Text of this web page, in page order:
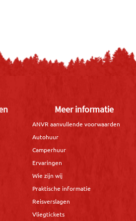
Meer informatie
ANVR aanvullende voorwaarden
Autohuur
Camperhuur
Ervaringen
Wie zijn wij
Praktische informatie
Reisverslagen
Vliegtickets